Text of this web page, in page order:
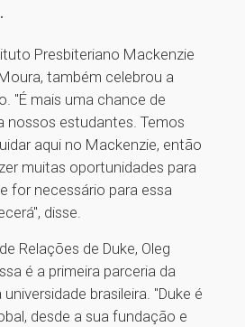
Presbiteriano Mackenzie
também celebrou a
"É mais uma chance de
nossos estudantes. Temos
aqui no Mackenzie, então
muitas oportunidades para
for necessário para essa
disse.
Relações de Duke, Oleg
é a primeira parceria da
brasileira. "Duke é
desde a sua fundação e